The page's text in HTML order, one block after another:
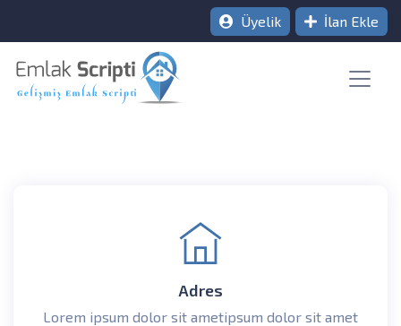
Üyelik İlan Ekle
Adres
Lorem ipsum dolor sit ametipsum dolor sit amet